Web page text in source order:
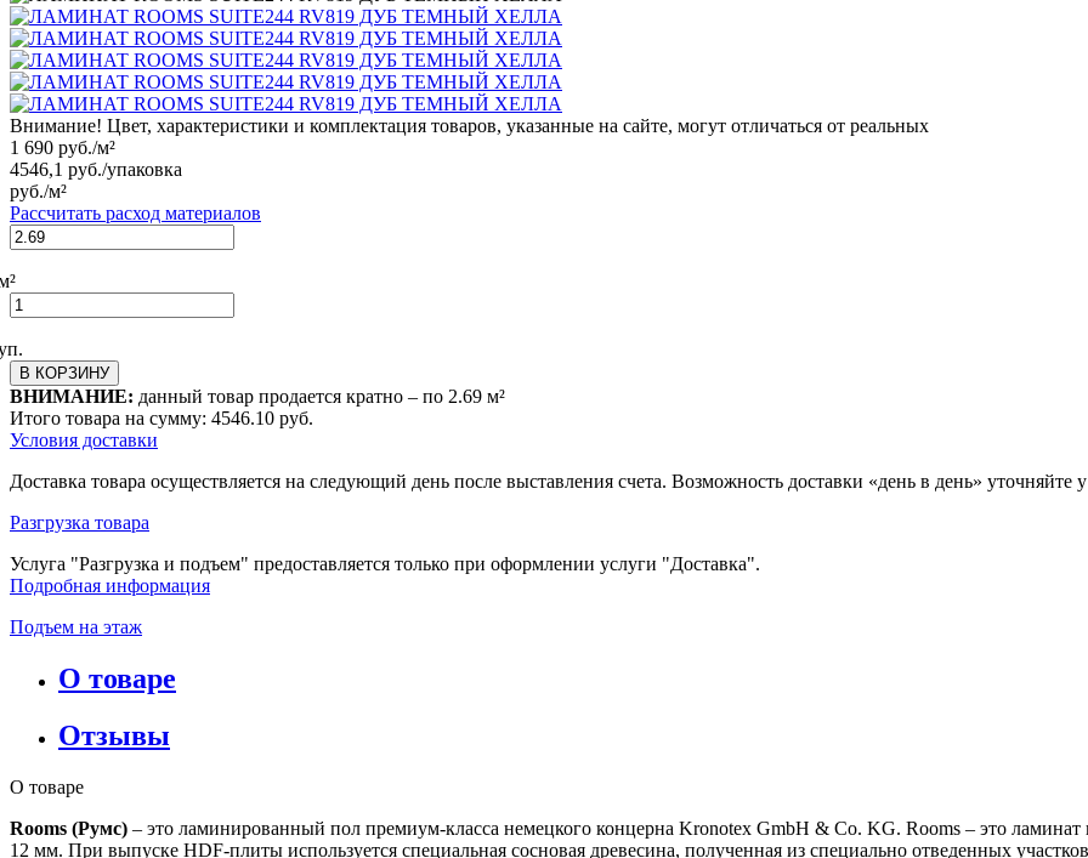
Внимание! Цвет, характеристики и комплектация товаров, указанные на сайте, могут отличаться от реальных
1 690 руб./м²
4546,1 руб./упаковка
руб./м²
Рассчитать расход материалов
В КОРЗИНУ
ВНИМАНИЕ: данный товар продается кратно – по 2.69 м²
Итого товара на сумму: 4546.10 руб.
Условия доставки
Доставка товара осуществляется на следующий день после выставления счета. Возможность доставки «день в день»
Разгрузка товара
Услуга "Разгрузка и подъем" предоставляется только при оформлении услуги "Доставка".
Подробная информация
Подъем на этаж
О товаре
Отзывы
О товаре
Rooms (Румс) – это ламинированный пол премиум-класса немецкого концерна Kronotex GmbH & Co. KG. Rooms – это
12 мм. При выпуске HDF-плиты используется специальная сосновая древесина, полученная из специально отведенных